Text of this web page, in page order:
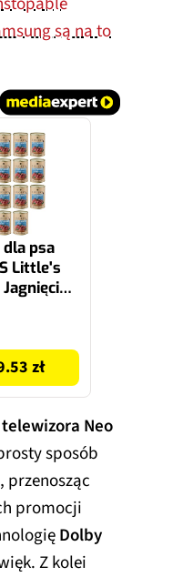
są na to
psa
Little's
zł
Neo
sposób
przenosząc
promocji
Dolby
Z kolei